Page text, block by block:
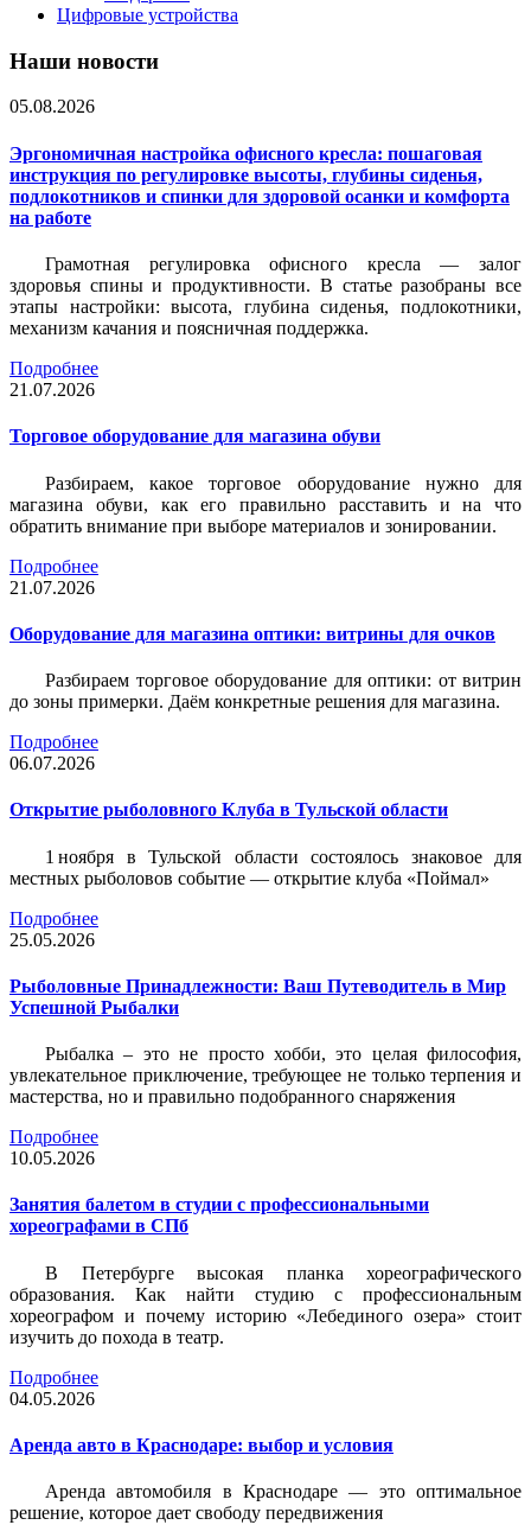
Цифровые устройства
Наши новости
05.08.2026
Эргономичная настройка офисного кресла: пошаговая
инструкция по регулировке высоты, глубины сиденья,
подлокотников и спинки для здоровой осанки и комфорта
на работе
Грамотная регулировка офисного кресла — залог
здоровья спины и продуктивности. В статье разобраны все
этапы настройки: высота, глубина сиденья, подлокотники,
механизм качания и поясничная поддержка.
Подробнее
21.07.2026
Торговое оборудование для магазина обуви
Разбираем, какое торговое оборудование нужно для
магазина обуви, как его правильно расставить и на что
обратить внимание при выборе материалов и зонировании.
Подробнее
21.07.2026
Оборудование для магазина оптики: витрины для очков
Разбираем торговое оборудование для оптики: от витрин
до зоны примерки. Даём конкретные решения для магазина.
Подробнее
06.07.2026
Открытие рыболовного Клуба в Тульской области
1 ноября в Тульской области состоялось знаковое для
местных рыболовов событие — открытие клуба «Поймал»
Подробнее
25.05.2026
Рыболовные Принадлежности: Ваш Путеводитель в Мир
Успешной Рыбалки
Рыбалка – это не просто хобби, это целая философия,
увлекательное приключение, требующее не только терпения и
мастерства, но и правильно подобранного снаряжения
Подробнее
10.05.2026
Занятия балетом в студии с профессиональными
хореографами в СПб
В Петербурге высокая планка хореографического
образования. Как найти студию с профессиональным
хореографом и почему историю «Лебединого озера» стоит
изучить до похода в театр.
Подробнее
04.05.2026
Аренда авто в Краснодаре: выбор и условия
Аренда автомобиля в Краснодаре — это оптимальное
решение, которое дает свободу передвижения